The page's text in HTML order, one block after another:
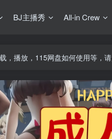
BJ主播秀 All-in Crew
，播放，115网盘如何使用等，请